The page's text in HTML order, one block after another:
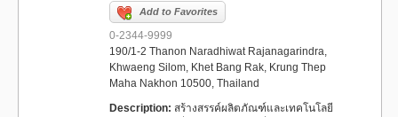
Add to Favorites
0-2344-9999
190/1-2 Thanon Naradhiwat Rajanagarindra,
Khwaeng Silom, Khet Bang Rak, Krung Thep
Maha Nakhon 10500, Thailand
Description: สร้างสรรค์ผลิตภัณฑ์และเทคโนโลยี